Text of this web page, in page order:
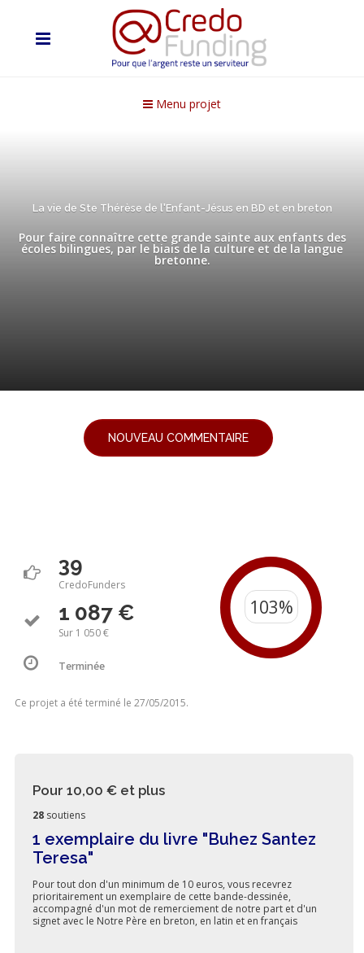
Menu projet
La vie de Ste Thérèse de l'Enfant-Jésus en BD et en breton
Pour faire connaître cette grande sainte aux enfants des
écoles bilingues, par le biais de la culture et de la langue
bretonne.
NOUVEAU COMMENTAIRE
39
CredoFunders
1 087 €
Sur 1 050 €
Terminée
Ce projet a été terminé le 27/05/2015.
Pour 10,00 € et plus
28 soutiens
1 exemplaire du livre "Buhez Santez
Teresa"
Pour tout don d'un minimum de 10 euros, vous recevrez
prioritairement un exemplaire de cette bande-dessinée,
accompagné d'un mot de remerciement de notre part et d'un
signet avec le Notre Père en breton, en latin et en français